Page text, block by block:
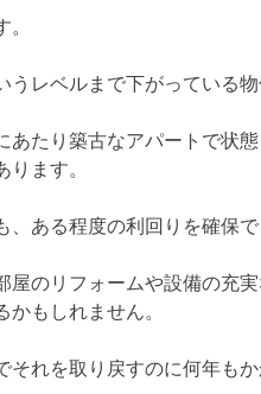
うレベルまで下がっている物
あたり築古なアパートで状
ます。
、ある程度の利回りを確保
屋のリフォームや設備の充
もしれません。
それを取り戻すのに何年もか